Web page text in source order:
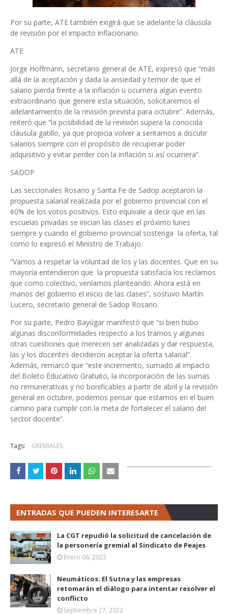
Por su parte, ATE también exigirá que se adelante la cláusula
de revisión por el impacto inflacionario.
ATE
Jorge Hoffmann, secretario general de ATE, expresó que “más
allá de la aceptación y dada la ansiedad y temor de que el
salario pierda frente a la inflación u ocurriera algún evento
extraordinario que genere esta situación, solicitaremos el
adelantamiento de la revisión prevista para octubre”. Además,
reiteró que “la posibilidad de la revisión supera la conocida
cláusula gatillo, ya que propicia volver a sentarnos a discutir
salarios siempre con el propósito de recuperar poder
adquisitivo y evitar perder con la inflación si así ocurriera”.
SADOP
Las seccionales Rosario y Santa Fe de Sadop aceptaron la
propuesta salarial realizada por el gobierno provincial con el
60% de los votos positivos. Esto equivale a decir que en las
escuelas privadas se inician las clases el próximo lunes
siempre y cuando el gobierno provincial sostenga la oferta, tal
como lo expresó el Ministro de Trabajo.
“Vamos a respetar la voluntad de los y las docentes. Que en su
mayoría entendieron que la propuesta satisfacía los reclamos
que como colectivo, veníamos planteando. Ahora está en
manos del gobierno el inicio de las clases”, sostuvo Martín
Lucero, secretario general de Sadop Rosario.
Por su parte, Pedro Bayúgar manifestó que “si bien hubo
algunas disconformidades respecto a los tramos y algunas
otras cuestiones que merecen ser analizadas y dar respuesta,
las y los docentes decidieron aceptar la oferta salarial”.
Además, remarcó que “este incremento, sumado al impacto
del Boleto Educativo Gratuito, la incorporación de las sumas
no remunerativas y no bonificables a partir de abril y la revisión
general en octubre, podemos pensar que estamos en el buen
camino para cumplir con la meta de fortalecer el salario del
sector docente”.
Tags: GREMIALES
ENTRADAS QUE PUEDEN INTERESARTE
La CGT repudió la solicitud de cancelación de
la personería gremial al Sindicato de Peajes
Enero 06, 2023
Neumáticos: El Sutna y las empresas
retomarán el diálogo para intentar resolver el
conflicto
Septiembre 27, 2022